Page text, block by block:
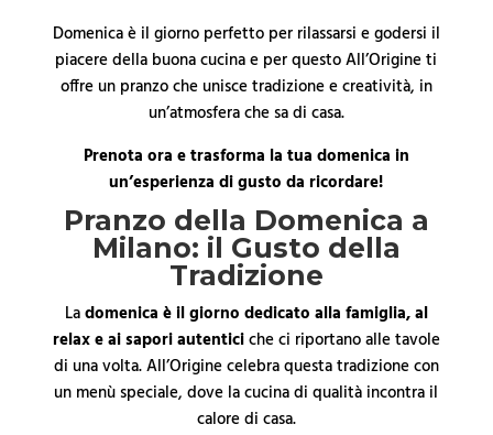
Domenica è il giorno perfetto per rilassarsi e godersi il
piacere della buona cucina e per questo All’Origine ti
offre un pranzo che unisce tradizione e creatività, in
un’atmosfera che sa di casa.
Prenota ora e trasforma la tua domenica in
un’esperienza di gusto da ricordare!
Pranzo della Domenica a
Milano: il Gusto della
Tradizione
Ladomenica è il giorno dedicato alla famiglia, al
relax e ai sapori autenticiche ci riportano alle tavole
di una volta. All’Origine celebra questa tradizione con
un menù speciale, dove la cucina di qualità incontra il
calore di casa.